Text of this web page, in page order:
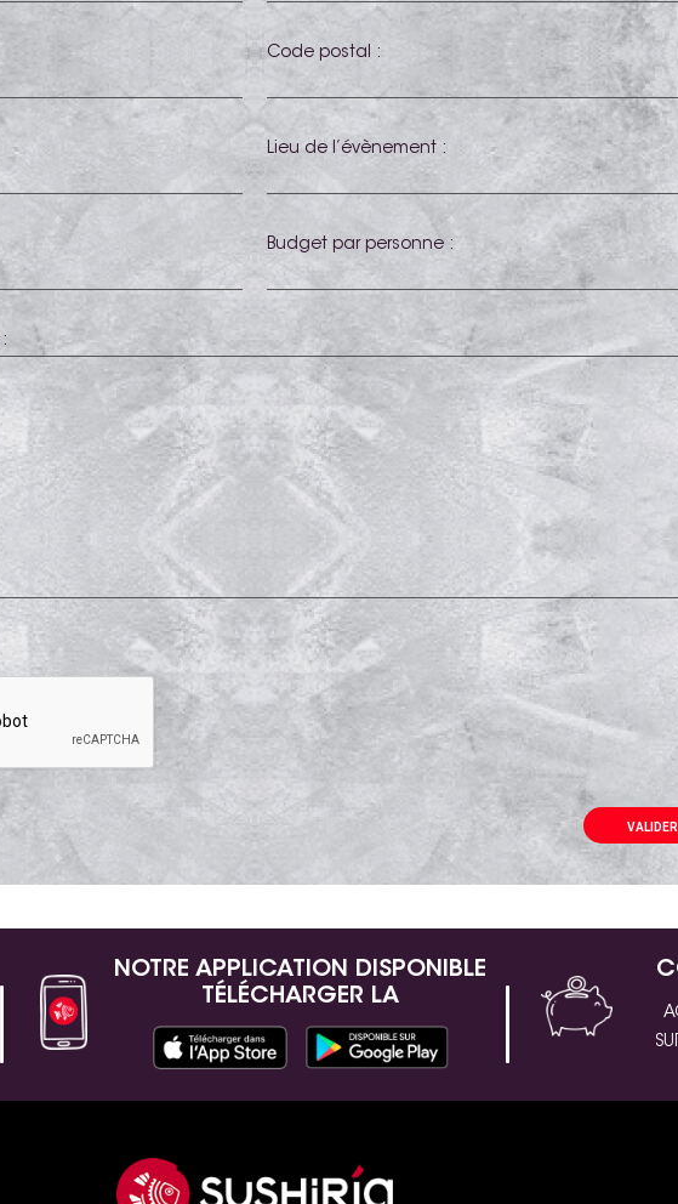
Code postal :
Lieu de l’évènement :
Budget par personne :
VALIDER
NOTRE APPLICATION DISPONIBLE
TÉLÉCHARGER LA